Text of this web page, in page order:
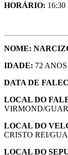
HORÁRIO: 16:30
NOME:
IDADE: 72 ANOS
DATA DE
LOCAL DO
VIRMOND/
LOCAL DO
CRISTO REI/
LOCAL DO